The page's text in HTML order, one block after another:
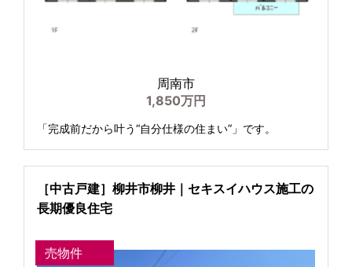
周南市
1,850万円
「完成前だから叶う“自分仕様の住まい”」です。
［中古戸建］柳井市柳井｜セキスイハウス施工の
長期優良住宅
売物件